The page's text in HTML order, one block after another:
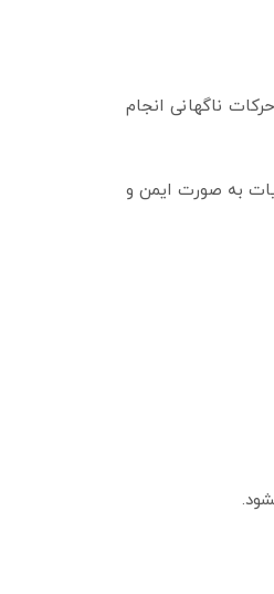
ناگهانی انجام
به‌ صورت ایمن و